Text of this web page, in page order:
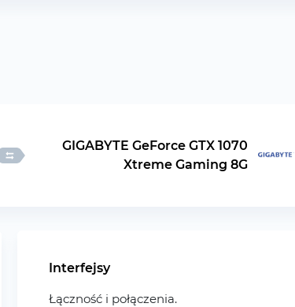
GIGABYTE GeForce GTX 1070
Xtreme Gaming 8G
Interfejsy
Łączność i połączenia.